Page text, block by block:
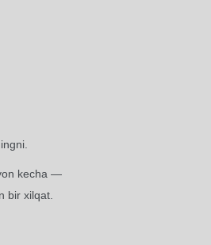
kecha —
bir xilqat.